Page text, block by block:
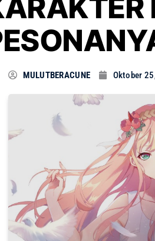
MULUTBERACUNE Oktober